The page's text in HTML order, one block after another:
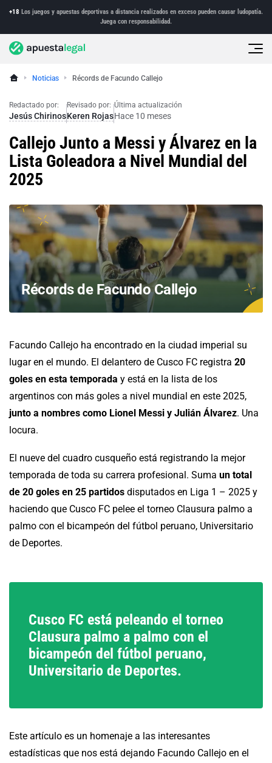
+18 Los juegos y apuestas deportivas a distancia realizados en exceso pueden causar ludopatía.
Juega con responsabilidad.
Noticias Récords de Facundo Callejo
Redactado por:
Jesús Chirinos
Revisado por:
Keren Rojas
Última actualización
Hace 10 meses
Callejo Junto a Messi y Álvarez en la
Lista Goleadora a Nivel Mundial del
2025
Récords de Facundo Callejo
Facundo Callejo ha encontrado en la ciudad imperial su
lugar en el mundo. El delantero de Cusco FC registra 20
goles en esta temporada y está en la lista de los
argentinos con más goles a nivel mundial en este 2025,
junto a nombres como Lionel Messi y Julián Álvarez. Una
locura.
El nueve del cuadro cusqueño está registrando la mejor
temporada de toda su carrera profesional. Suma un total
de 20 goles en 25 partidos disputados en Liga 1 – 2025 y
haciendo que Cusco FC pelee el torneo Clausura palmo a
palmo con el bicampeón del fútbol peruano, Universitario
de Deportes.
Cusco FC está peleando el torneo
Clausura palmo a palmo con el
bicampeón del fútbol peruano,
Universitario de Deportes.
Este artículo es un homenaje a las interesantes
estadísticas que nos está dejando Facundo Callejo en el